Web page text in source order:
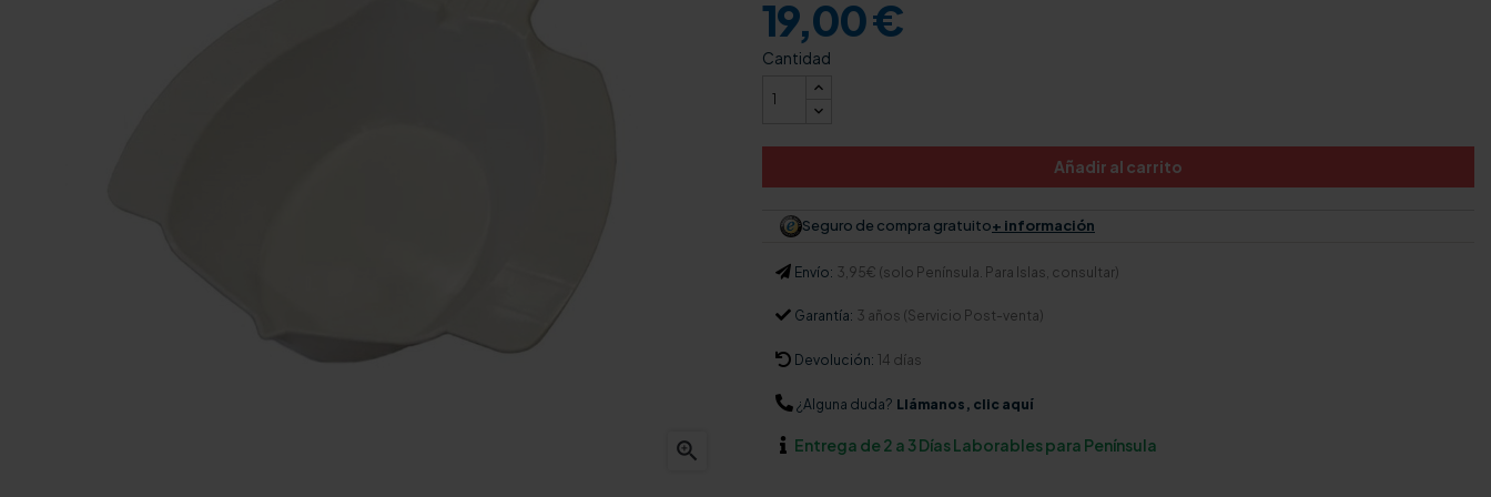

19,00 €
Cantidad
Añadir al carrito
Seguro de compra gratuito+ información
Envío: 3,95€ (solo Península. Para Islas, consultar)
Garantía: 3 años (Servicio Post-venta)
Devolución: 14 días
¿Alguna duda? Llámanos, clic aquí
Entrega de 2 a 3 Días Laborables para Península